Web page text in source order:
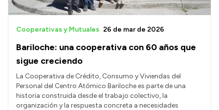
Bariloche: una cooperativa con 60 años que
sigue creciendo
Cooperativas y Mutuales 26 de mar de 2026
La Cooperativa de Crédito, Consumo y Viviendas del
Personal del Centro Atómico Bariloche es parte de una
historia construida desde el trabajo colectivo, la
organización y la respuesta concreta a necesidades